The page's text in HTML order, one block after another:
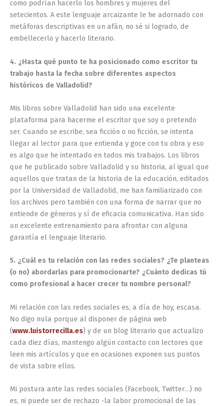
como podrían hacerlo los hombres y mujeres del
setecientos. A este lenguaje arcaizante le he adornado con
metáforas descriptivas en un afán, no sé si logrado, de
embellecerlo y hacerlo literario.
4. ¿Hasta qué punto te ha posicionado como escritor tu
trabajo hasta la fecha sobre diferentes aspectos
históricos de Valladolid?
Mis libros sobre Valladolid han sido una excelente
plataforma para hacerme el escritor que soy o pretendo
ser. Cuando se escribe, sea ficción o no ficción, se intenta
llegar al lector para que entienda y goce con tu obra y eso
es algo que he intentado en todos mis trabajos. Los libros
que he publicado sobre Valladolid y su historia, al igual que
aquellos que tratan de la historia de la educación, editados
por la Universidad de Valladolid, me han familiarizado con
los archivos pero también con una forma de narrar que no
entiende de géneros y sí de eficacia comunicativa. Han sido
un excelente entrenamiento para afrontar con alguna
garantía el lenguaje literario.
5. ¿Cuál es tu relación con las redes sociales? ¿Te planteas
(o no) abordarlas para promocionarte? ¿Cuánto dedicas tú
como profesional a hacer crecer tu nombre personal?
Mi relación con las redes sociales es, a día de hoy, escasa.
No digo nula porque al disponer de página web
(www.luistorrecilla.es) y de un blog literario que actualizo
cada diez días, mantengo algún contacto con lectores que
leen mis artículos y que en ocasiones exponen sus puntos
de vista sobre ellos.
Mi postura ante las redes sociales (Facebook, Twitter…) no
es, ni puede ser de rechazo -la labor promocional de las